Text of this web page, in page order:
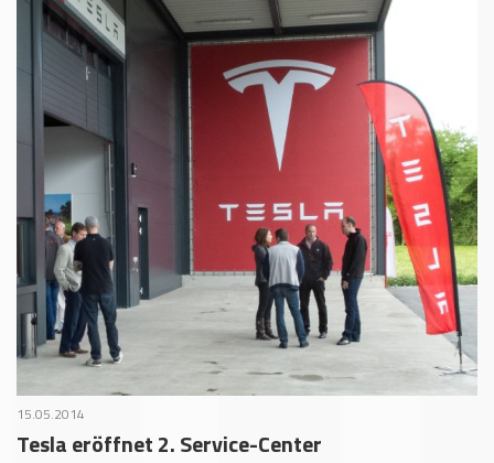
15.05.2014
Tesla eröffnet 2. Service-Center